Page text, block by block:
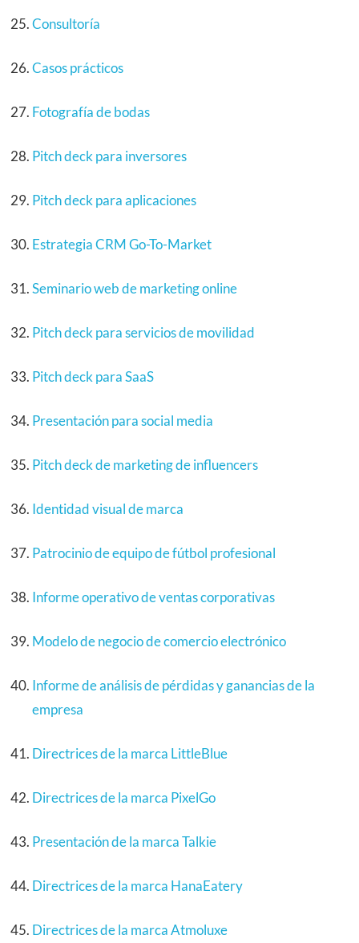
Consultoría
Casos prácticos
Fotografía de bodas
Pitch deck para inversores
Pitch deck para aplicaciones
Estrategia CRM Go-To-Market
Seminario web de marketing online
Pitch deck para servicios de movilidad
Pitch deck para SaaS
Presentación para social media
Pitch deck de marketing de influencers
Identidad visual de marca
Patrocinio de equipo de fútbol profesional
Informe operativo de ventas corporativas
Modelo de negocio de comercio electrónico
Informe de análisis de pérdidas y ganancias de la
empresa
Directrices de la marca LittleBlue
Directrices de la marca PixelGo
Presentación de la marca Talkie
Directrices de la marca HanaEatery
Directrices de la marca Atmoluxe